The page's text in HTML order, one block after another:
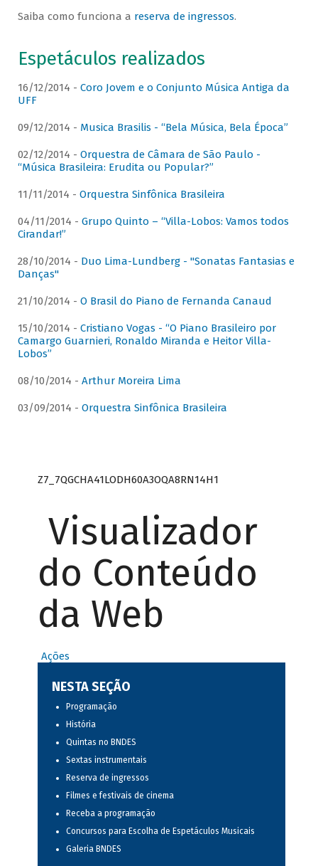
Saiba como funciona a reserva de ingressos.
Espetáculos realizados
16/12/2014 - Coro Jovem e o Conjunto Música Antiga da
UFF
09/12/2014 - Musica Brasilis - “Bela Música, Bela Época”
02/12/2014 - Orquestra de Câmara de São Paulo -
“Música Brasileira: Erudita ou Popular?”
11/11/2014 - Orquestra Sinfônica Brasileira
04/11/2014 - Grupo Quinto – “Villa-Lobos: Vamos todos
Cirandar!”
28/10/2014 - Duo Lima-Lundberg - "Sonatas Fantasias e
Danças"
21/10/2014 - O Brasil do Piano de Fernanda Canaud
15/10/2014 - Cristiano Vogas - “O Piano Brasileiro por
Camargo Guarnieri, Ronaldo Miranda e Heitor Villa-
Lobos”
08/10/2014 - Arthur Moreira Lima
03/09/2014 - Orquestra Sinfônica Brasileira
Z7_7QGCHA41LODH60A3OQA8RN14H1
Visualizador
do Conteúdo
da Web
Ações
NESTA SEÇÃO
Programação
História
Quintas no BNDES
Sextas instrumentais
Reserva de ingressos
Filmes e festivais de cinema
Receba a programação
Concursos para Escolha de Espetáculos Musicais
Galeria BNDES